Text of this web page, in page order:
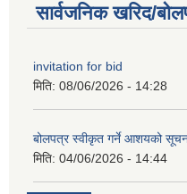
सार्वजनिक खरिद/
invitation for bid
मिति: 08/06/2026 - 14:28
बोलपत्र स्वीकृत गर्ने आशयको
मिति: 04/06/2026 - 14:44